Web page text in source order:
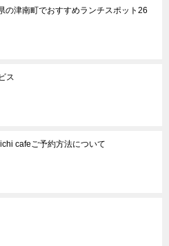
の津南町でおすすめランチスポット26
ス
cafeご予約方法について